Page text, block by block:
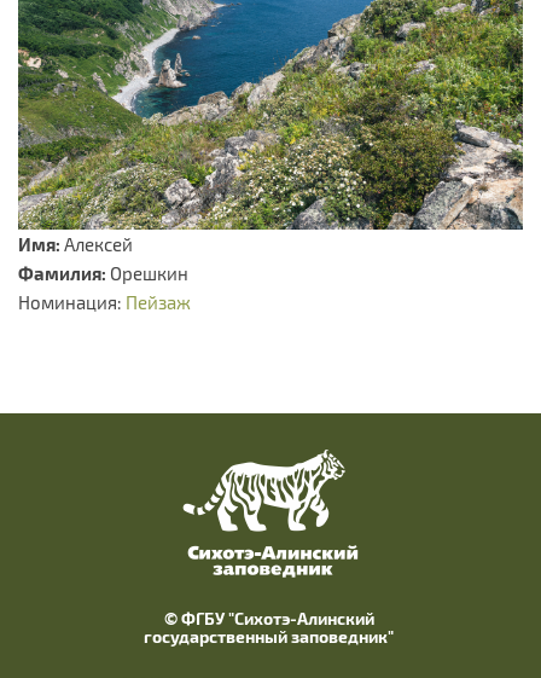
Имя: Алексей
Фамилия: Орешкин
Номинация: Пейзаж
© ФГБУ "Сихотэ-Алинский
государственный заповедник"